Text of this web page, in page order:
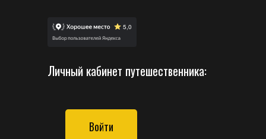
Личный кабинет путешественника:
Войти